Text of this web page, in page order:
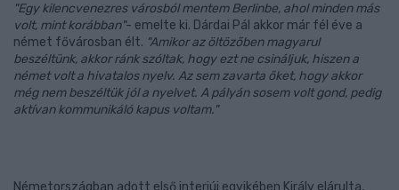
"Egy kilencvenezres városból mentem Berlinbe, ahol minden más
volt, mint korábban"- emelte ki. Dárdai Pál akkor már fél éve a
német fővárosban élt. "Amikor az öltözőben magyarul
beszéltünk, akkor ránk szóltak, hogy ezt ne csináljuk, hiszen a
német volt a hivatalos nyelv. Az sem zavarta őket, hogy akkor
még nem beszéltük jól a nyelvet. A pályán sosem volt gond, pedig
aktívan kommunikáló kapus voltam."
Németországban adott első interjúi egyikében Király elárulta,